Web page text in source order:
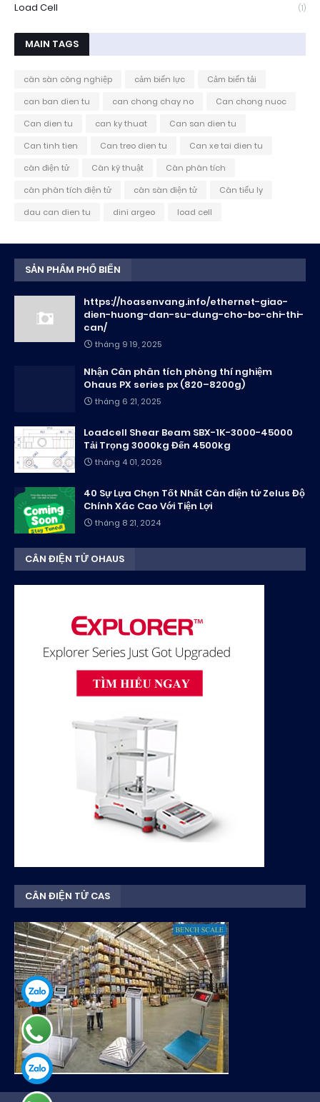
Load Cell (1)
MAIN TAGS
cân sàn công nghiệp cảm biến lực
Cảm biến tải
can ban dien tu
can chong chay no
Can chong nuoc
Can dien tu
can ky thuat
Can san dien tu
Can tinh tien
Can treo dien tu
Can xe tai dien tu
cân điện tử
Cân kỹ thuật
Cân phân tích
cân phân tích điện tử
cân sàn điện tử
Cân tiểu ly
dau can dien tu
dini argeo load cell
SẢN PHẨM PHỔ BIẾN
https://hoasenvang.info/ethernet-giao-
dien-huong-dan-su-dung-cho-bo-chi-thi-
can/
tháng 9 19, 2025
Nhận Cân phân tích phòng thí nghiệm
Ohaus PX series px (820–8200g)
tháng 6 21, 2025
Loadcell Shear Beam SBX-1K-3000-45000
Tải Trọng 3000kg Đến 4500kg
tháng 4 01, 2026
40 Sự Lựa Chọn Tốt Nhất Cân điện tử Zelus Độ
Chính Xác Cao Với Tiện Lợi
tháng 8 21, 2024
CÂN ĐIỆN TỬ OHAUS
CÂN ĐIỆN TỬ CAS